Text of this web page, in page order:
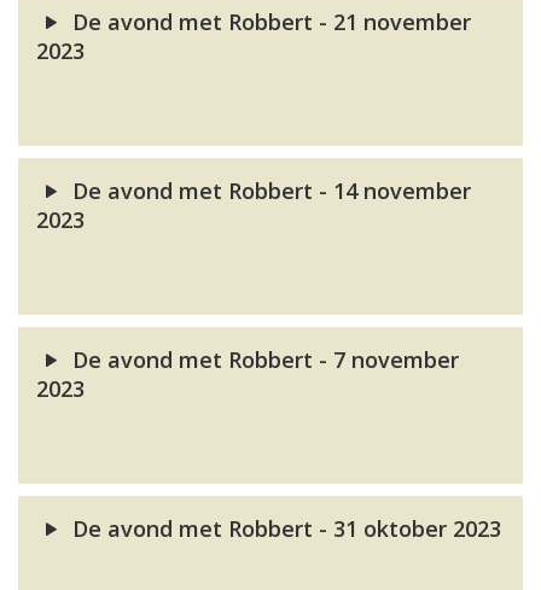
De avond met Robbert - 21 november
2023
De avond met Robbert - 14 november
2023
De avond met Robbert - 7 november
2023
De avond met Robbert - 31 oktober 2023